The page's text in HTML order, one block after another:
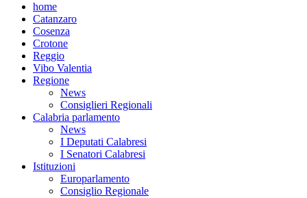
home
Catanzaro
Cosenza
Crotone
Reggio
Vibo Valentia
Regione
News
Consiglieri Regionali
Calabria parlamento
News
I Deputati Calabresi
I Senatori Calabresi
Istituzioni
Europarlamento
Consiglio Regionale